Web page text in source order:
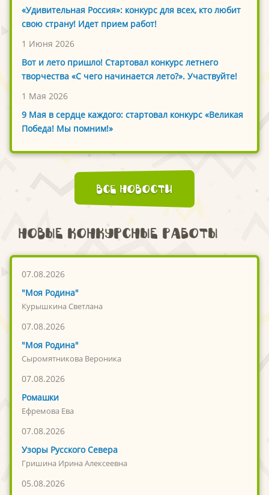
«Удивительная Россия»: конкурс для всех, кто любит
свою страну! Идет прием работ!
1 Июня 2026
Вот и лето пришло! Стартовал конкурс летнего
творчества «С чего начинается лето?». Участвуйте!
1 Мая 2026
9 Мая в сердце каждого: стартовал конкурс «Великая
Победа! Мы помним!»
Все новости
Новые конкурсные работы
07.08.2026
"Моя Родина"
Курышкина Светлана
07.08.2026
"Моя Родина"
Сыромятникова Вероника
07.08.2026
Ромашки
Ефремова Ева
07.08.2026
Узоры Русского Севера
Гришина Ирина Алексеевна
05.08.2026